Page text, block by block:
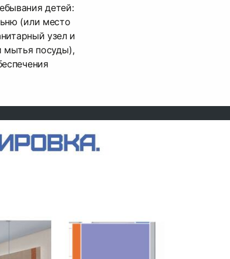
детей:
(или место
узел и
мытья посуды),